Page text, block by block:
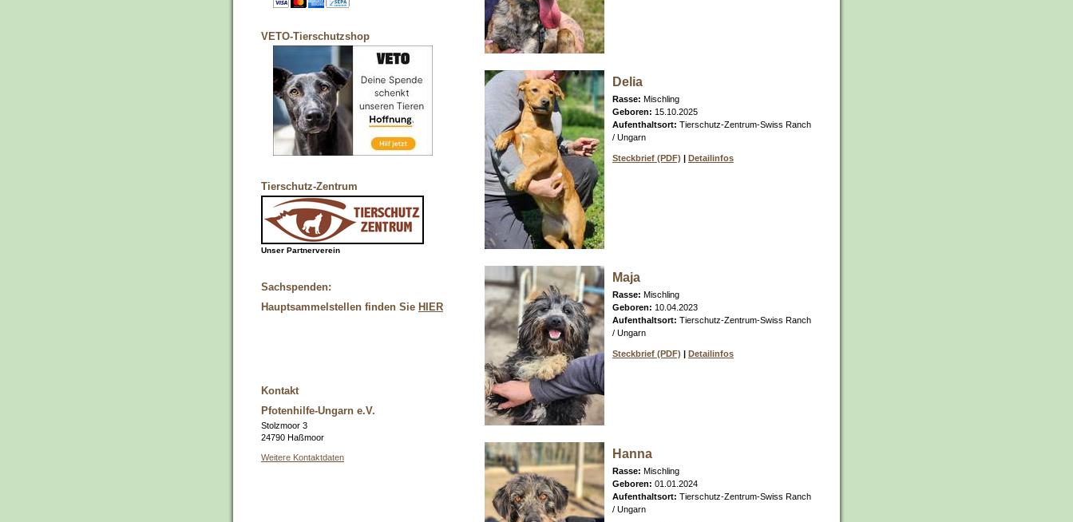
VETO-Tierschutzshop
Tierschutz-Zentrum
Unser Partnerverein
Sachspenden:
Hauptsammelstellen finden Sie HIER
Kontakt
Pfotenhilfe-Ungarn e.V.
Stolzmoor 3
24790 Haßmoor
Weitere Kontaktdaten
Delia
Rasse: Mischling
Geboren: 15.10.2025
Aufenthaltsort: Tierschutz-Zentrum-Swiss Ranch
/ Ungarn
Steckbrief (PDF) | Detailinfos
Maja
Rasse: Mischling
Geboren: 10.04.2023
Aufenthaltsort: Tierschutz-Zentrum-Swiss Ranch
/ Ungarn
Steckbrief (PDF) | Detailinfos
Hanna
Rasse: Mischling
Geboren: 01.01.2024
Aufenthaltsort: Tierschutz-Zentrum-Swiss Ranch
/ Ungarn